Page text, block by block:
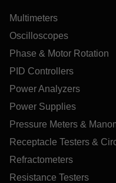
Multimeters
Oscilloscopes
Phase & Motor Rotation
PID Controllers
Power Analyzers
Power Supplies
Pressure Meters &
Receptacle Testers &
Refractometers
Resistance Testers